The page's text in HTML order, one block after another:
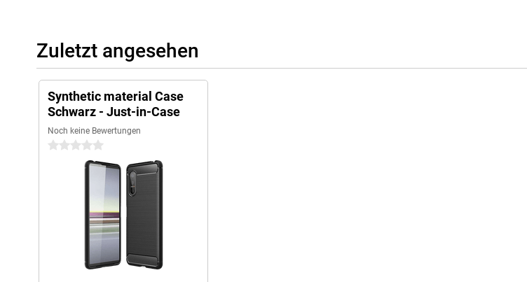
Zuletzt angesehen
Synthetic material Case
Schwarz - Just-in-Case
Noch keine Bewertungen
0 Sterne